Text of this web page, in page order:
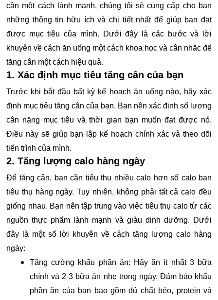
cân một cách lành mạnh, chúng tôi sẽ cung cấp cho bạn
những thông tin hữu ích và chi tiết nhất để giúp bạn đạt
được mục tiêu của mình. Dưới đây là các bước và lời
khuyên về cách ăn uống một cách khoa học và cân nhắc để
tăng cân một cách hiệu quả.
1. Xác định mục tiêu tăng cân của bạn
Trước khi bắt đầu bất kỳ kế hoạch ăn uống nào, hãy xác
định mục tiêu tăng cân của bạn. Bạn nên xác định số lượng
cân nặng mục tiêu và thời gian bạn muốn đạt được nó.
Điều này sẽ giúp bạn lập kế hoạch chính xác và theo dõi
tiến trình của mình.
2. Tăng lượng calo hàng ngày
Để tăng cân, bạn cần tiêu thụ nhiều calo hơn số calo bạn
tiêu thụ hàng ngày. Tuy nhiên, không phải tất cả calo đều
giống nhau. Bạn nên tập trung vào việc tiêu thụ calo từ các
nguồn thực phẩm lành mạnh và giàu dinh dưỡng. Dưới
đây là một số lời khuyên về cách tăng lượng calo hàng
ngày:
Tăng cường khẩu phần ăn: Hãy ăn ít nhất 3 bữa
chính và 2-3 bữa ăn nhẹ trong ngày. Đảm bảo khẩu
phần ăn của bạn bao gồm đủ chất béo, protein và